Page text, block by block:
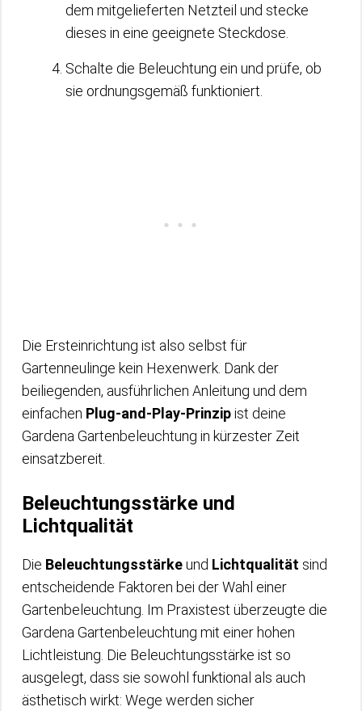
dem mitgelieferten Netzteil und stecke
dieses in eine geeignete Steckdose.
Schalte die Beleuchtung ein und prüfe, ob
sie ordnungsgemäß funktioniert.
Die Ersteinrichtung ist also selbst für
Gartenneulinge kein Hexenwerk. Dank der
beiliegenden, ausführlichen Anleitung und dem
einfachen Plug-and-Play-Prinzipist deine
Gardena Gartenbeleuchtung in kürzester Zeit
einsatzbereit.
Beleuchtungsstärke und
Lichtqualität
Die Beleuchtungsstärkeund Lichtqualität sind
entscheidende Faktoren bei der Wahl einer
Gartenbeleuchtung. Im Praxistest überzeugte die
Gardena Gartenbeleuchtung mit einer hohen
Lichtleistung. Die Beleuchtungsstärke ist so
ausgelegt, dass sie sowohl funktional als auch
ästhetisch wirkt: Wege werden sicher